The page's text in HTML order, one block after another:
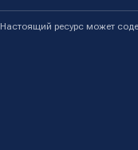
Настоящий ресурс может